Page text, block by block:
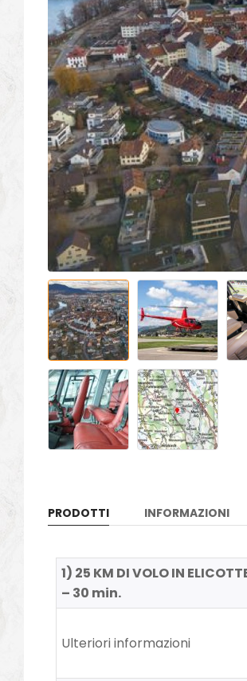
PRODOTTI INFORMAZIONI
1) 25 KM DI VOLO IN
– 30 min.
Ulteriori informazioni